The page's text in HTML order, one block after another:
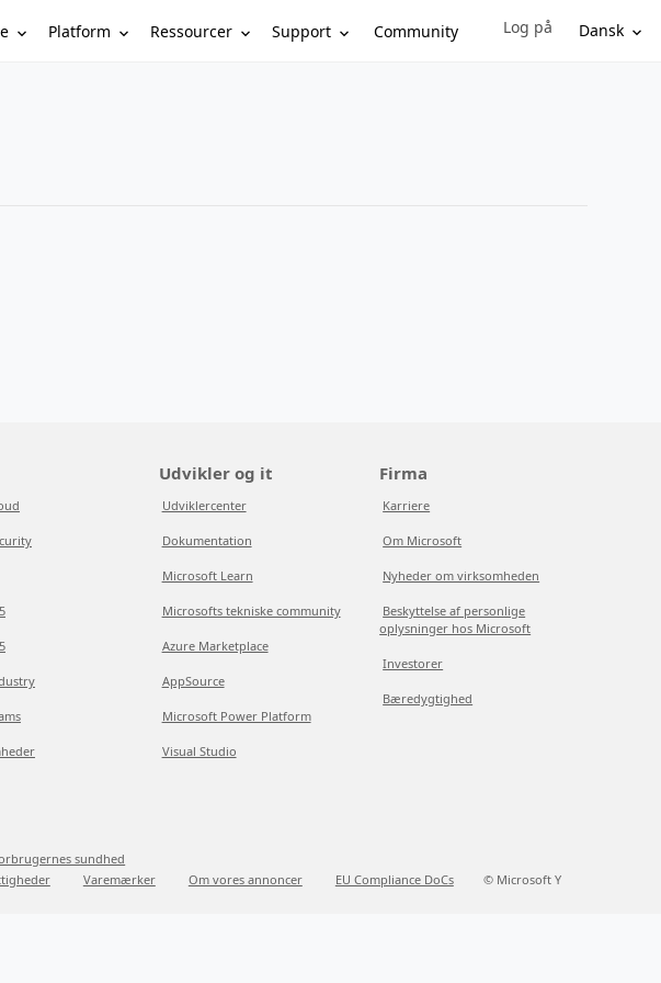
Platform Ressourcer Support Community Sign in to your account
Log på Dansk
Udvikler og it
Udviklercenter
Dokumentation
Microsoft Learn
Microsofts tekniske community
Azure Marketplace
AppSource
Microsoft Power Platform
Visual Studio
Firma
Karriere
Om Microsoft
Nyheder om virksomheden
Beskyttelse af personlige
oplysninger hos Microsoft
Investorer
Bæredygtighed
sundhed
Varemærker Om vores annoncer EU Compliance DoCs © Microsoft Y